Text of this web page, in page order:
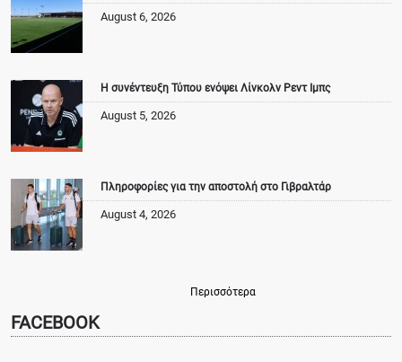
August 6, 2026
Η συνέντευξη Τύπου ενόψει Λίνκολν Ρεντ Ιμπς
August 5, 2026
Πληροφορίες για την αποστολή στο Γιβραλτάρ
August 4, 2026
Περισσότερα
FACEBOOK